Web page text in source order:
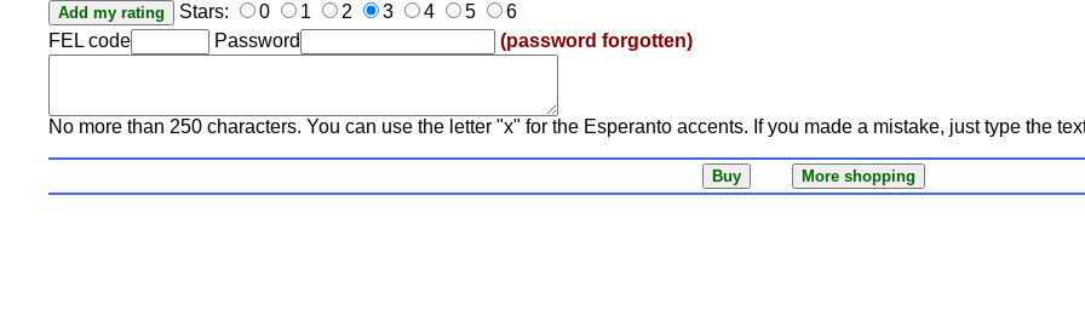
Stars: 0 1 2 3 4 5
6
FEL code
Password (password forgotten)
No more than 250 characters. You can use the letter "x" for the Esperanto accents. If you made a mistake, just type the